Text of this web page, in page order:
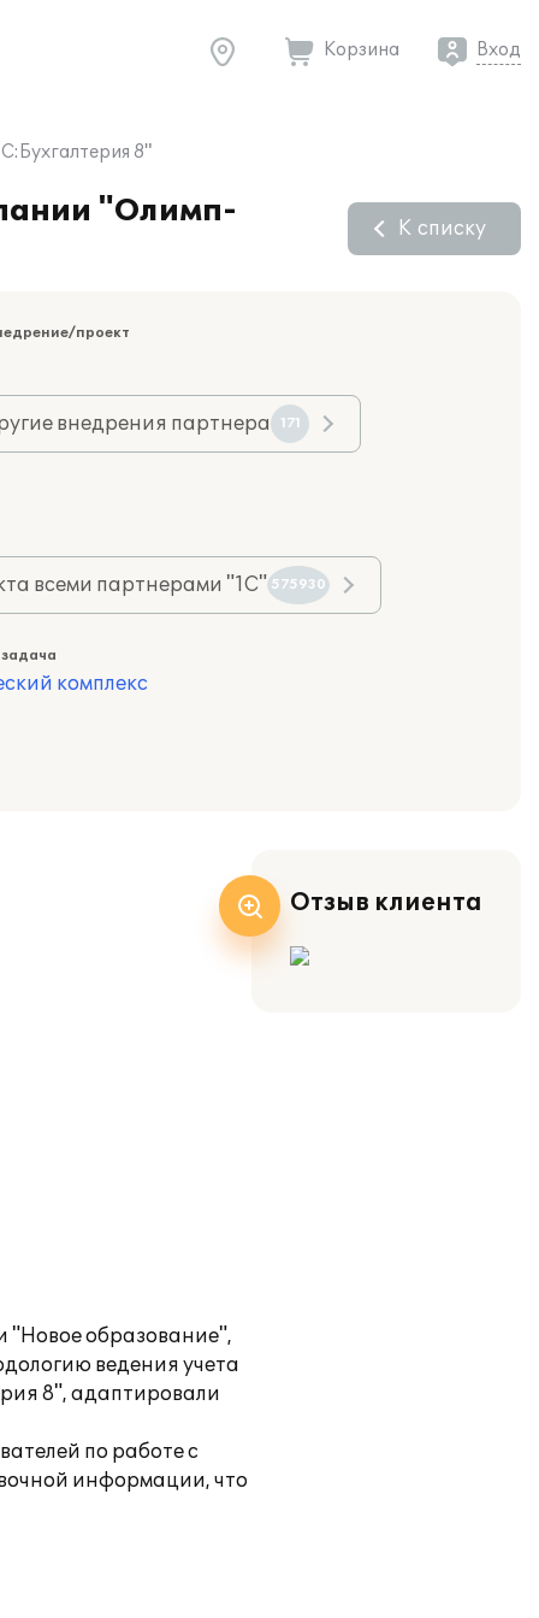
Корзина Вход
8"
"Олимп-
К списку
проект
внедрения партнера 171
всеми партнерами "1С" 575930
комплекс
"Новое образование",
ведения учета
8", адаптировали
по работе с
информации, что
Отзыв клиента